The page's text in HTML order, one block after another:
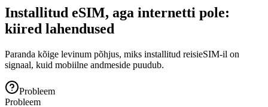
Installitud eSIM, aga internetti pole:
kiired lahendused
Paranda kõige levinum põhjus, miks installitud reisieSIM-il on
signaal, kuid mobiilne andmeside puudub.
Probleem
Probleem